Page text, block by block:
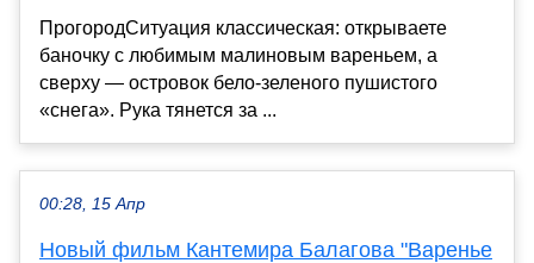
ПрогородСитуация классическая: открываете
баночку с любимым малиновым вареньем, а
сверху — островок бело-зеленого пушистого
«снега». Рука тянется за ...
00:28, 15 Апр
Новый фильм Кантемира Балагова "Варенье